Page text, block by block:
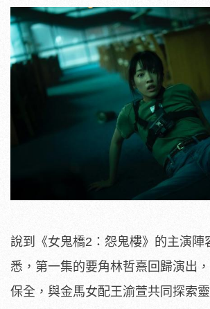
說到《女鬼橋2：怨鬼樓》的主演陣
悉，第一集的要角林哲熹回歸演出
保全，與金馬女配王渝萱共同探索